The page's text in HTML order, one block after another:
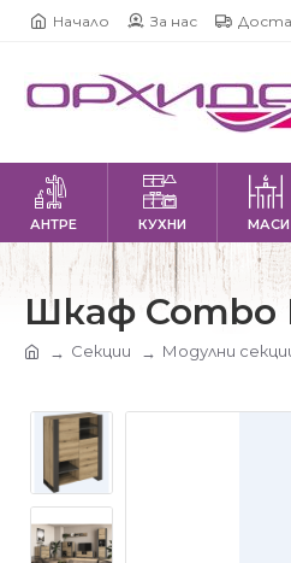
Начало За нас
АНТРЕ КУХНИ МАСИ
Секции Модулни
Шкаф Combo